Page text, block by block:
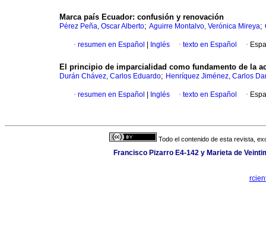
Marca país Ecuador: confusión y renovación
Pérez Peña, Oscar Alberto; Aguirre Montalvo, Verónica Mireya;
· resumen en Español Inglés · texto en Español ·
El principio de imparcialidad como fundamento de la
Durán Chávez, Carlos Eduardo; Henríquez Jiménez, Carlos
· resumen en Español Inglés · texto en Español ·
Todo el contenido de esta revista,
Francisco Pizarro E4-142 y Marieta de